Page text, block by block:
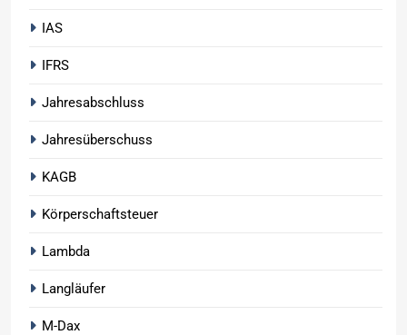
IAS
IFRS
Jahresabschluss
Jahresüberschuss
KAGB
Körperschaftsteuer
Lambda
Langläufer
M-Dax